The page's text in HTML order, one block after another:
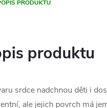
PRODUKTU
produktu
srdce nadchnou děti i
ale jejich povrch má